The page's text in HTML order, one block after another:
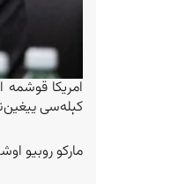
کېله‌سی
مارکو روبیو